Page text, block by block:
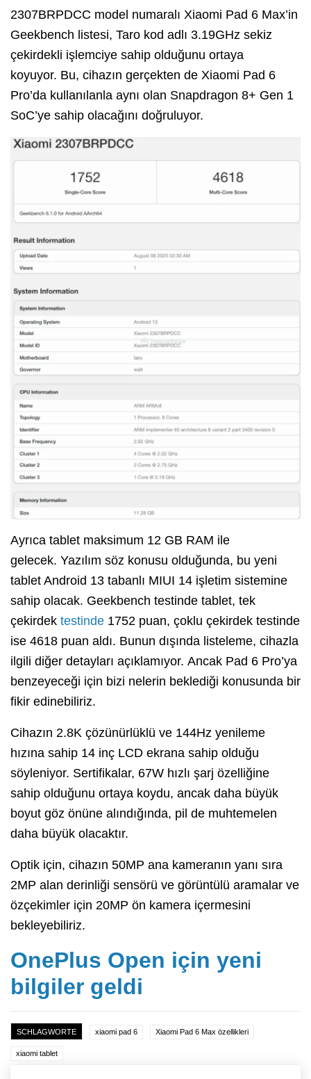
2307BRPDCC model numaralı Xiaomi Pad 6 Max’in
Geekbench listesi, Taro kod adlı 3.19GHz sekiz
çekirdekli işlemciye sahip olduğunu ortaya
koyuyor. Bu, cihazın gerçekten de Xiaomi Pad 6
Pro’da kullanılanla aynı olan Snapdragon 8+ Gen 1
SoC’ye sahip olacağını doğruluyor.
Ayrıca tablet maksimum 12 GB RAM ile
gelecek. Yazılım söz konusu olduğunda, bu yeni
tablet Android 13 tabanlı MIUI 14 işletim sistemine
sahip olacak. Geekbench testinde tablet, tek
çekirdek testinde 1752 puan, çoklu çekirdek testinde
ise 4618 puan aldı. Bunun dışında listeleme, cihazla
ilgili diğer detayları açıklamıyor. Ancak Pad 6 Pro’ya
benzeyeceği için bizi nelerin beklediği konusunda bir
fikir edinebiliriz.
Cihazın 2.8K çözünürlüklü ve 144Hz yenileme
hızına sahip 14 inç LCD ekrana sahip olduğu
söyleniyor. Sertifikalar, 67W hızlı şarj özelliğine
sahip olduğunu ortaya koydu, ancak daha büyük
boyut göz önüne alındığında, pil de muhtemelen
daha büyük olacaktır.
Optik için, cihazın 50MP ana kameranın yanı sıra
2MP alan derinliği sensörü ve görüntülü aramalar ve
özçekimler için 20MP ön kamera içermesini
bekleyebiliriz.
OnePlus Open için yeni
bilgiler geldi
SCHLAGWORTE xiaomi pad 6 Xiaomi Pad 6 Max özellikleri
xiaomi tablet